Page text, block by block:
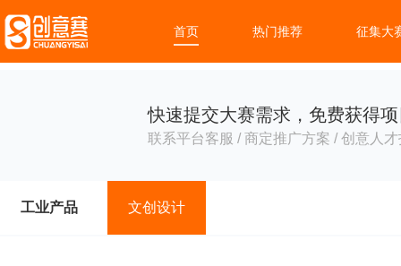
首页 热门推荐 征集大
快速提交大赛需求，免费获得
联系平台客服 / 商定推广方案 / 创意人
工业产品 文创设计